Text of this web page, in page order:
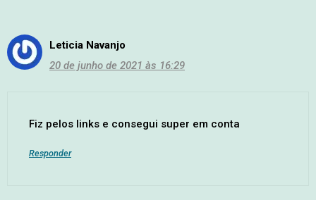
Leticia Navanjo
20 de junho de 2021 às 16:29
Fiz pelos links e consegui super em conta
Responder